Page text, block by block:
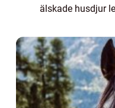
älskade husdjur